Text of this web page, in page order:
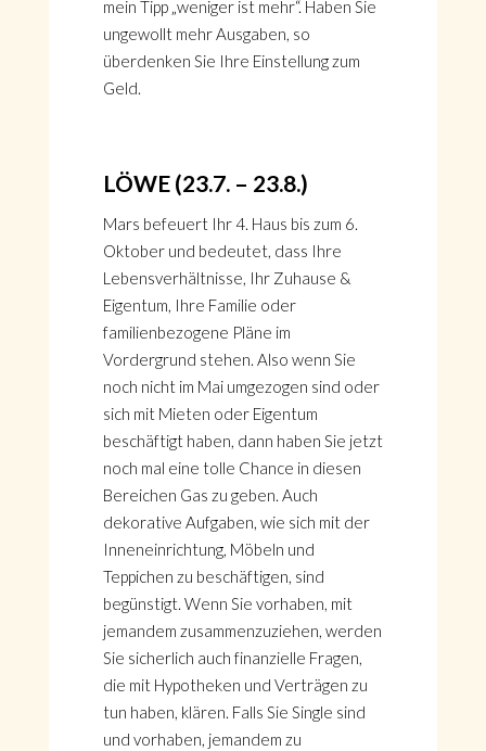
mein Tipp „weniger ist mehr“. Haben Sie
ungewollt mehr Ausgaben, so
überdenken Sie Ihre Einstellung zum
Geld.
LÖWE (23.7. – 23.8.)
Mars befeuert Ihr 4. Haus bis zum 6.
Oktober und bedeutet, dass Ihre
Lebensverhältnisse, Ihr Zuhause &
Eigentum, Ihre Familie oder
familienbezogene Pläne im
Vordergrund stehen. Also wenn Sie
noch nicht im Mai umgezogen sind oder
sich mit Mieten oder Eigentum
beschäftigt haben, dann haben Sie jetzt
noch mal eine tolle Chance in diesen
Bereichen Gas zu geben. Auch
dekorative Aufgaben, wie sich mit der
Inneneinrichtung, Möbeln und
Teppichen zu beschäftigen, sind
begünstigt. Wenn Sie vorhaben, mit
jemandem zusammenzuziehen, werden
Sie sicherlich auch finanzielle Fragen,
die mit Hypotheken und Verträgen zu
tun haben, klären. Falls Sie Single sind
und vorhaben, jemandem zu